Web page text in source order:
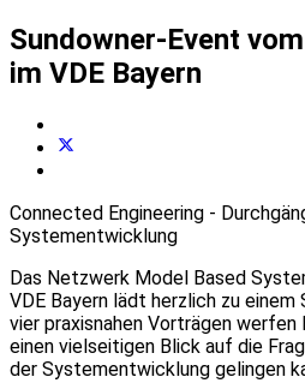
Sundowner-Event
im VDE Bayern
Connected Engineering -
Systementwicklung
Das Netzwerk Model Based
VDE Bayern lädt herzlich zu einem
vier praxisnahen Vorträgen werfen
einen vielseitigen Blick auf die
der Systementwicklung gelingen